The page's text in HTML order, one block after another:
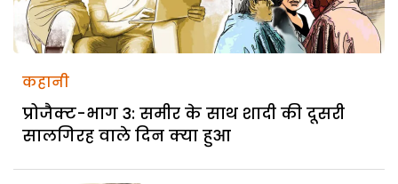
कहानी
प्रोजैक्ट-भाग 3: समीर के साथ शादी की दूसरी
सालगिरह वाले दिन क्या हुआ